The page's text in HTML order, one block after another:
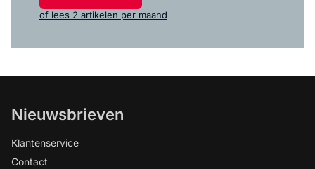
of lees 2 artikelen per maand
Nieuwsbrieven
Klantenservice
Contact